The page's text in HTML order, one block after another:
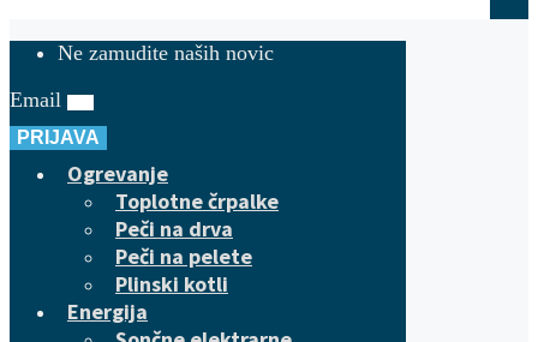
Ne zamudite naših novic
Email
PRIJAVA
Ogrevanje
Toplotne črpalke
Peči na drva
Peči na pelete
Plinski kotli
Energija